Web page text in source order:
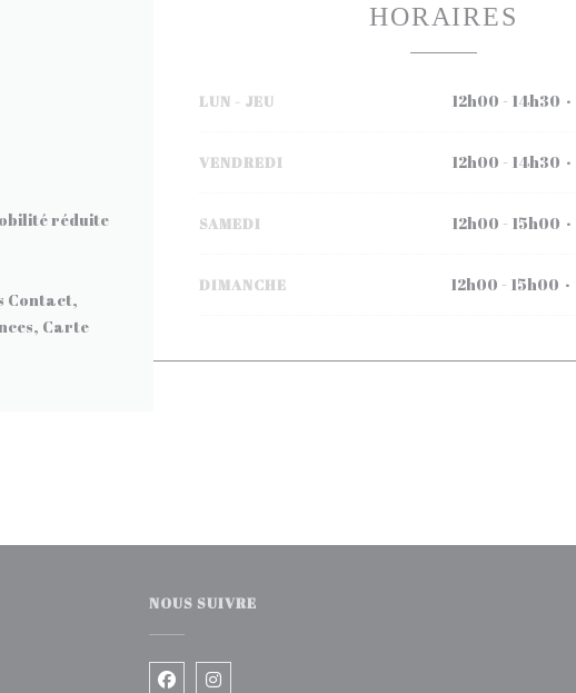
réduite
Contact,
Carte
HORAIRES
LUN - JEU 12h00 - 14h30 •
VENDREDI 12h00 - 14h30 •
SAMEDI 12h00 - 15h00 •
DIMANCHE 12h00 - 15h00 •
NOUS SUIVRE